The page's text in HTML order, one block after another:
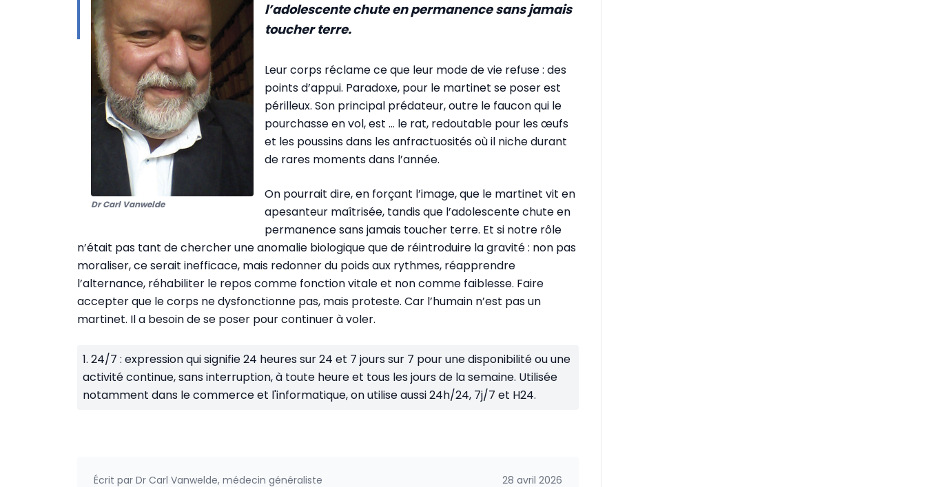
Dr Carl Vanwelde
l’adolescente chute en permanence sans jamais
toucher terre.
Leur corps réclame ce que leur mode de vie refuse : des
points d’appui. Paradoxe, pour le martinet se poser est
périlleux. Son principal prédateur, outre le faucon qui le
pourchasse en vol, est … le rat, redoutable pour les œufs
et les poussins dans les anfractuosités où il niche durant
de rares moments dans l’année.
On pourrait dire, en forçant l’image, que le martinet vit en
apesanteur maîtrisée, tandis que l’adolescente chute en
permanence sans jamais toucher terre. Et si notre rôle
n’était pas tant de chercher une anomalie biologique que de réintroduire la gravité : non pas
moraliser, ce serait inefficace, mais redonner du poids aux rythmes, réapprendre
l’alternance, réhabiliter le repos comme fonction vitale et non comme faiblesse. Faire
accepter que le corps ne dysfonctionne pas, mais proteste. Car l’humain n’est pas un
martinet. Il a besoin de se poser pour continuer à voler.
1. 24/7 : expression qui signifie 24 heures sur 24 et 7 jours sur 7 pour une disponibilité ou une
activité continue, sans interruption, à toute heure et tous les jours de la semaine. Utilisée
notamment dans le commerce et l'informatique, on utilise aussi 24h/24, 7j/7 et H24.
Écrit par Dr Carl Vanwelde, médecin généraliste 28 avril 2026